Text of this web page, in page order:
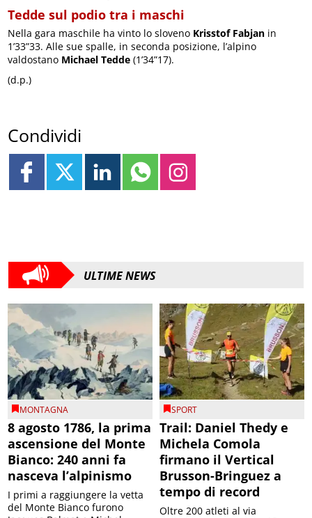
Tedde sul podio tra i maschi
Nella gara maschile ha vinto lo sloveno Krisstof Fabjan in
1’33”33. Alle sue spalle, in seconda posizione, l’alpino
valdostano Michael Tedde (1’34”17).
(d.p.)
Condividi
ULTIME NEWS
MONTAGNA
8 agosto 1786, la prima
ascensione del Monte
Bianco: 240 anni fa
nasceva l’alpinismo
I primi a raggiungere la vetta
del Monte Bianco furono
SPORT
Trail: Daniel Thedy e
Michela Comola
firmano il Vertical
Brusson-Bringuez a
tempo di record
Oltre 200 atleti al via